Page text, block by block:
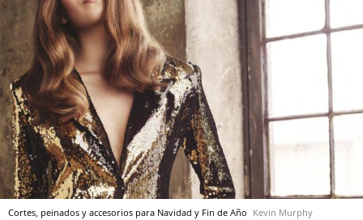
Cortes, peinados y accesorios para Navidad y Fin de Año Kevin Murphy